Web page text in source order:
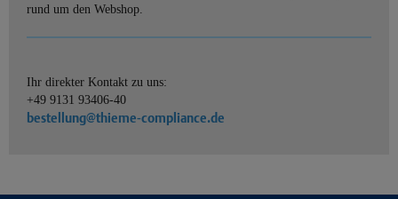
rund um den Webshop.
Ihr direkter Kontakt zu uns:
+49 9131 93406-40
bestellung@thieme-compliance.de